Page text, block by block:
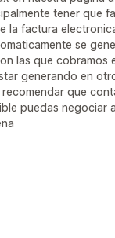
tener que
la factura
se
las que cobramos
generando en
que
puedas negociar